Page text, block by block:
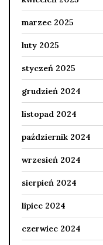
marzec 2025
luty 2025
styczeń 2025
grudzień 2024
listopad 2024
październik 2024
wrzesień 2024
sierpień 2024
lipiec 2024
czerwiec 2024